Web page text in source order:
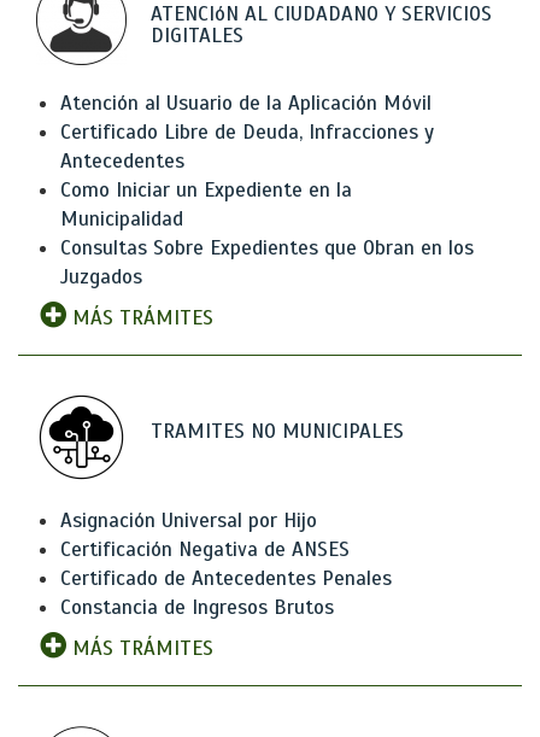
ATENCIóN AL CIUDADANO Y SERVICIOS
DIGITALES
Atención al Usuario de la Aplicación Móvil
Certificado Libre de Deuda, Infracciones y
Antecedentes
Como Iniciar un Expediente en la
Municipalidad
Consultas Sobre Expedientes que Obran en los
Juzgados
MÁS TRÁMITES
TRAMITES NO MUNICIPALES
Asignación Universal por Hijo
Certificación Negativa de ANSES
Certificado de Antecedentes Penales
Constancia de Ingresos Brutos
MÁS TRÁMITES